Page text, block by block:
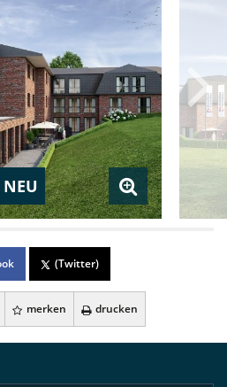
NEU
(Twitter)
merken drucken